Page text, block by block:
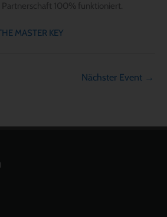
Partnerschaft 100% funktioniert.
MASTER KEY
Nächster Event →